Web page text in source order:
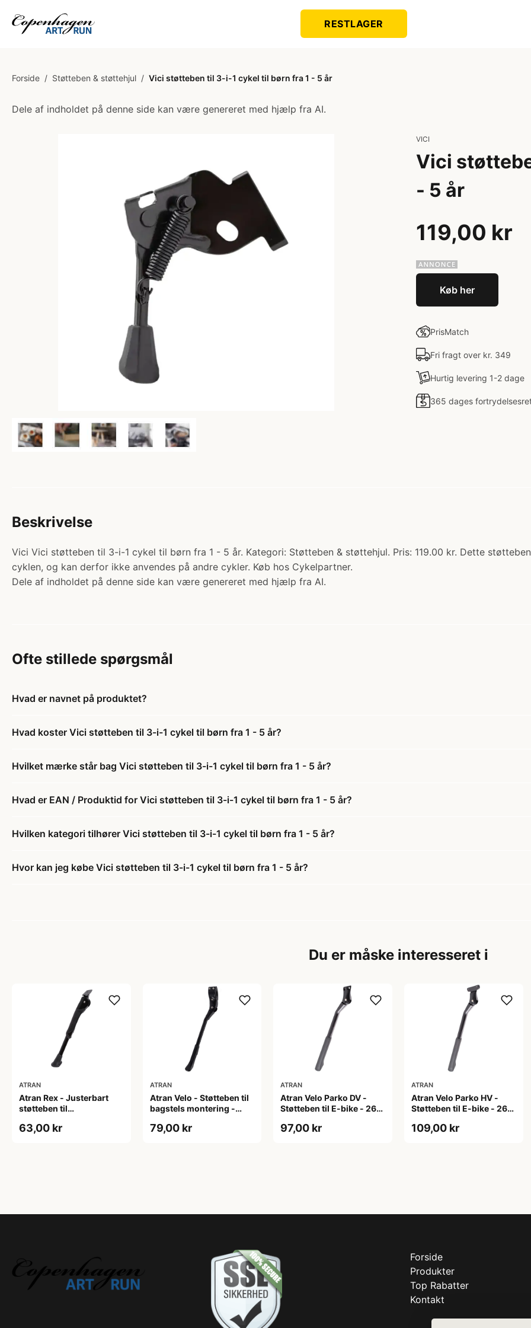
RESTLAGER
Forside / Støtteben & støttehjul / Vici støtteben til 3-i-1 cykel til børn fra 1 - 5 år
Dele af indholdet på denne side kan være genereret med hjælp fra AI.
VICI
Vici
- 5 år
119,00 kr
Køb her
PrisMatch
Fri fragt over kr. 349
Hurtig levering 1-2 dage
365 dages
Beskrivelse
Vici Vici støtteben til 3-i-1 cykel til børn fra 1 - 5 år. Kategori: Støtteben & støttehjul. Pris: 119.00 kr. Dette
cyklen, og kan derfor ikke anvendes på andre cykler. Køb hos Cykelpartner.
Dele af indholdet på denne side kan være genereret med hjælp fra AI.
Ofte stillede spørgsmål
Hvad er navnet på produktet?
Hvad koster Vici støtteben til 3-i-1 cykel til børn fra 1 - 5 år?
Hvilket mærke står bag Vici støtteben til 3-i-1 cykel til børn fra 1 - 5 år?
Hvad er EAN / Produktid for Vici støtteben til 3-i-1 cykel til børn fra 1 - 5 år?
Hvilken kategori tilhører Vici støtteben til 3-i-1 cykel til børn fra 1 - 5 år?
Hvor kan jeg købe Vici støtteben til 3-i-1 cykel til børn fra 1 - 5 år?
Du er måske interesseret i
ATRAN
Atran Rex - Justerbart
støtteben til
28" - Sort - Passer til E-
63,00 kr
ATRAN
Atran Velo - Støtteben til
bagstels montering -
79,00 kr
ATRAN
Atran Velo Parko DV -
Støtteben til E-bike - 26-
97,00 kr
ATRAN
Atran Velo Parko HV -
Støtteben til E-bike - 26-
109,00 kr
Forside
Produkter
Top Rabatter
Kontakt